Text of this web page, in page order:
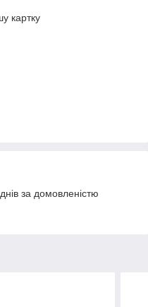
картку
за домовленістю